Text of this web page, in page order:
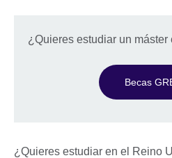
¿Quieres estudiar un
Becas
¿Quieres estudiar en el Reino